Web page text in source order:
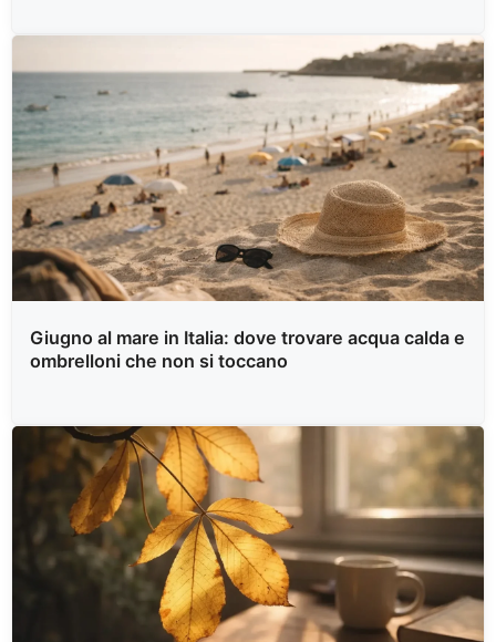
Giugno al mare in Italia: dove trovare acqua calda e
ombrelloni che non si toccano